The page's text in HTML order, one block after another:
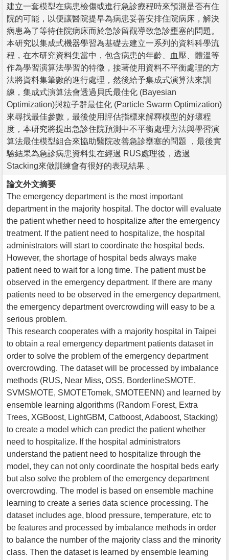
建立一套模型在病患檢傷或進行急診療程時來預測是否有住
院的可能，以便讓醫院提早為病患妥善安排住院病床，解決
病患為了等待住院病床而於急診留觀導致急診壅塞的問題。
本研究以集成式機器學習為基礎去建立一系列的資料科學流
程，在本研究資料集當中，包含病患的年齡、血壓、體溫等
作為學習演算法學習的特徵，接著使用資料不平衡處理的方
法將資料集筆數的進行處理，然後給予集成式演算法來訓
練，集成式演算法會透過貝氏最佳化 (Bayesian
Optimization)與粒子群最佳化 (Particle Swarm Optimization)
來尋找最佳參數，最後使用評估指標來解釋模型的好壞程
度，本研究將提出急診住院預測中不平衡處理方法與學習演
算法最佳模型組合來協助醫院改善急診壅塞的問題 ，最後實
驗結果為急診病患資料集在經過 RUS處理後，透過
Stacking來做訓練會有很好的表現結果 。
論文外文摘要
The emergency department is the most important
department in the majority hospital. The doctor will evaluate
the patient whether need to hospitalize after the emergency
treatment. If the patient need to hospitalize, the hospital
administrators will start to coordinate the hospital beds.
However, the shortage of hospital beds always make
patient need to wait for a long time. The patient must be
observed in the emergency department. If there are many
patients need to be observed in the emergency department,
the emergency department overcrowding will easy to be a
serious problem.
This research cooperates with a majority hospital in Taipei
to obtain a real emergency department patients dataset in
order to solve the problem of the emergency department
overcrowding. The dataset will be processed by imbalance
methods (RUS, Near Miss, OSS, BorderlineSMOTE,
SVMSMOTE, SMOTETomek, SMOTEENN) and learned by
ensemble learning algorithms (Random Forest, Extra
Trees, XGBoost, LightGBM, Catboost, Adaboost, Stacking)
to create a model which can predict the patient whether
need to hospitalize. If the hospital administrators
understand the patient need to hospitalize through the
model, they can not only coordinate the hospital beds early
but also solve the problem of the emergency department
overcrowding. The model is based on ensemble machine
learning to create a series data science processing. The
dataset includes age, blood pressure, temperature, etc to
be features and processed by imbalance methods in order
to balance the number of the majority class and the minority
class. Then the dataset is learned by ensemble learning